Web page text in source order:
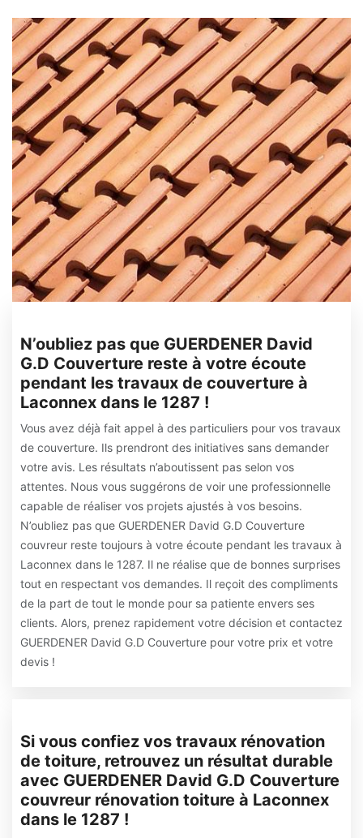
N’oubliez pas que GUERDENER David
G.D Couverture reste à votre écoute
pendant les travaux de couverture à
Laconnex dans le 1287 !
Vous avez déjà fait appel à des particuliers pour vos travaux
de couverture. Ils prendront des initiatives sans demander
votre avis. Les résultats n’aboutissent pas selon vos
attentes. Nous vous suggérons de voir une professionnelle
capable de réaliser vos projets ajustés à vos besoins.
N’oubliez pas que GUERDENER David G.D Couverture
couvreur reste toujours à votre écoute pendant les travaux à
Laconnex dans le 1287. Il ne réalise que de bonnes surprises
tout en respectant vos demandes. Il reçoit des compliments
de la part de tout le monde pour sa patiente envers ses
clients. Alors, prenez rapidement votre décision et contactez
GUERDENER David G.D Couverture pour votre prix et votre
devis !
Si vous confiez vos travaux rénovation
de toiture, retrouvez un résultat durable
avec GUERDENER David G.D Couverture
couvreur rénovation toiture à Laconnex
dans le 1287 !